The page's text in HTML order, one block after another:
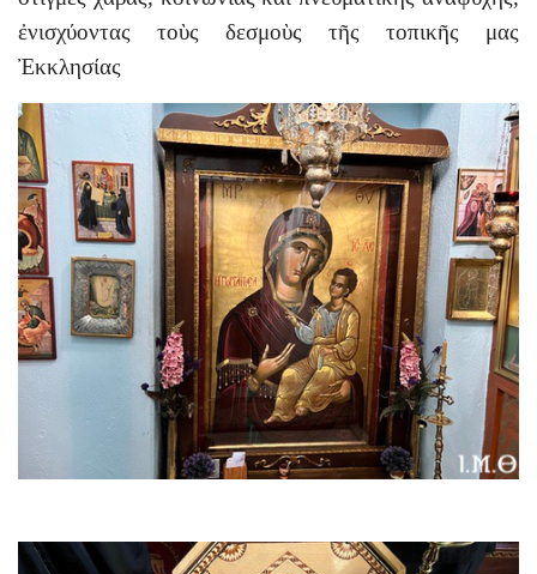
ἐνισχύοντας τοὺς δεσμοὺς τῆς τοπικῆς μας
Ἐκκλησίας